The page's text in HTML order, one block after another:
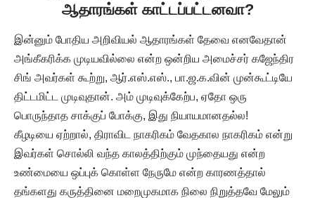
ஆதாரங்கள் காட்டப்பட்டனவா?
இன்னும் போதிய அறிவியல் ஆதாரங்கள் தேவை எனவேதான்
அங்கீகரிக்க முடியவில்லை என்ற ஒன்றிய அமைச்சர் கஜேந்திர
சிங் அவர்கள் கூற்று, ஆர்.எஸ்.எஸ்., பா.ஜ.க.வின் முன்கூட்டியே
திட்டமிட்ட முடிவுதான். அம் முடிவுக்கேற்ப, ஏதோ ஒரு
பொருந்தாத சாக்குப் போக்கு, இது நியாயமானதல்ல!
கீழடியை ஏற்றால், திராவிட நாகரிகம் வேதகால நாகரிகம் என்று
இவர்கள் சொல்லி வந்த காலத்திற்கும் முந்தையது என்ற
உண்மையை ஒப்புக் கொள்ள நேருமே என்ற காரணத்தால்
தங்களது கருத்தினை மறைமுகமாக நிலை நிறுத்தவே மேலும்